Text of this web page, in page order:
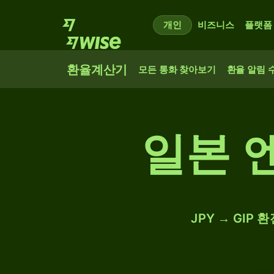
개인 비즈니스 플랫폼
환율계산기 모든 통화 찾아보기 환율 알림
일본
JPY → GIP 환